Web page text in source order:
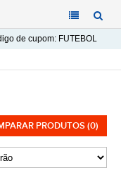
de cupom: FUTEBOL
PRODUTOS (0)